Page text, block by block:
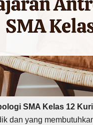
SMA Kelas 12
dan yang